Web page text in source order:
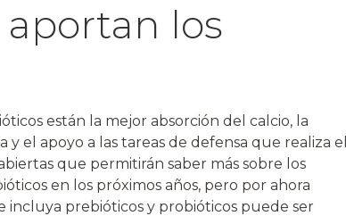
los
están la mejor absorción del calcio, la
el apoyo a las tareas de defensa que realiza el
que permitirán saber más sobre los
en los próximos años, pero por ahora
prebióticos y probióticos puede ser